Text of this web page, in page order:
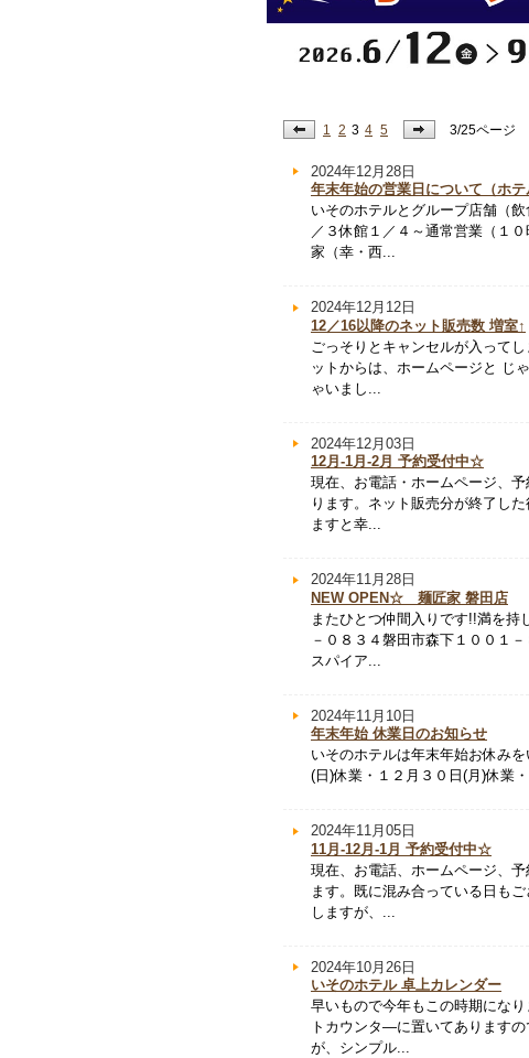
1 2 3 4 5 3/25ページ
2024年12月28日
年末年始の営業日について（ホテ
いそのホテルとグループ店舗（
／３休館１／４～通常営業（１
家（幸・西...
2024年12月12日
12／16以降のネット販売数 増室↑
ごっそりとキャンセルが入って
ットからは、ホームページと じ
ゃいまし...
2024年12月03日
12月-1月-2月 予約受付中☆
現在、お電話・ホームページ、
ります。ネット販売分が終了し
ますと幸...
2024年11月28日
NEW OPEN☆ 麺匠家 磐田店
またひとつ仲間入りです!!満を
－０８３４磐田市森下１００１
スパイア...
2024年11月10日
年末年始 休業日のお知らせ
いそのホテルは年末年始お休み
(日)休業・１２月３０日(月)休業
2024年11月05日
11月-12月-1月 予約受付中☆
現在、お電話、ホームページ、
ます。既に混み合っている日も
しますが、...
2024年10月26日
いそのホテル 卓上カレンダー
早いもので今年もこの時期にな
トカウンタ―に置いてあります
が、シンプル...